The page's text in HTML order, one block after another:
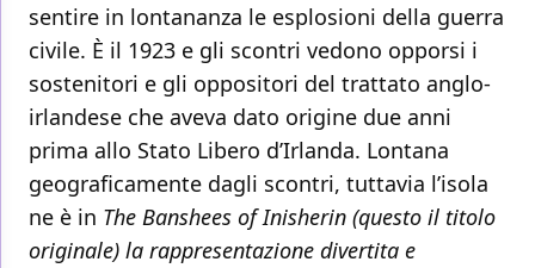
sentire in lontananza le esplosioni della guerra
civile. È il 1923 e gli scontri vedono opporsi i
sostenitori e gli oppositori del trattato anglo-
irlandese che aveva dato origine due anni
prima allo Stato Libero d’Irlanda. Lontana
geograficamente dagli scontri, tuttavia l’isola
ne è in The Banshees of Inisherin (questo il titolo
originale) la rappresentazione divertita e